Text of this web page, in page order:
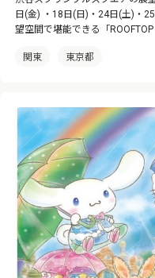
日(金) ・18日(日)・24日(土)・
望空間で堪能できる「ROOFTOP
関東 東京都